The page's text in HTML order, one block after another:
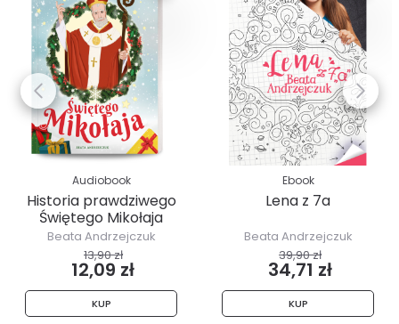
Audiobook
Historia prawdziwego
Świętego Mikołaja
Beata Andrzejczuk
13,90 zł
12,09 zł
KUP
Ebook
Lena z 7a
Beata Andrzejczuk
39,90 zł
34,71 zł
KUP